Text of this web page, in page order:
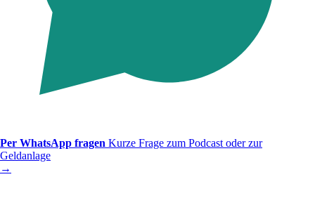
Per WhatsApp fragen Kurze Frage zum Podcast oder zur
Geldanlage
→